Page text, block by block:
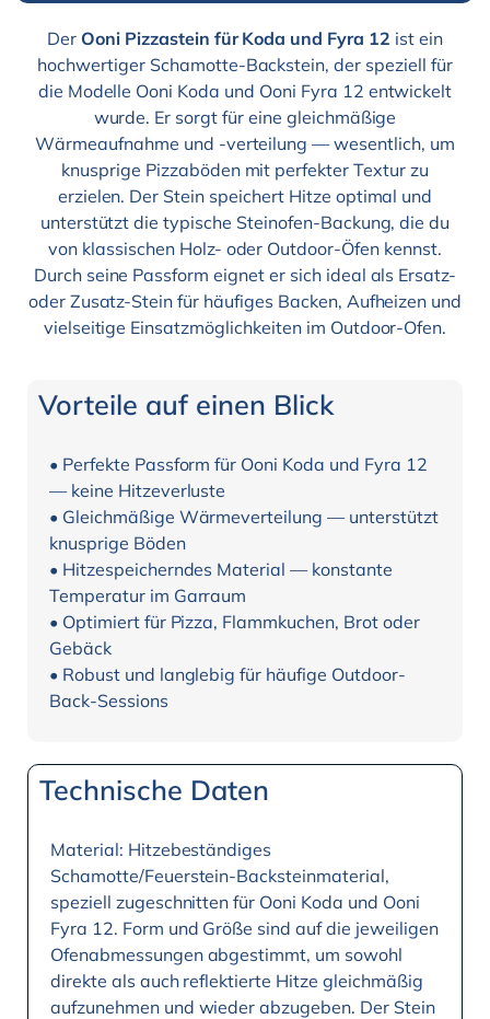
Der Ooni Pizzastein für Koda und Fyra 12 ist ein
hochwertiger Schamotte-Backstein, der speziell für
die Modelle Ooni Koda und Ooni Fyra 12 entwickelt
wurde. Er sorgt für eine gleichmäßige
Wärmeaufnahme und -verteilung — wesentlich, um
knusprige Pizzaböden mit perfekter Textur zu
erzielen. Der Stein speichert Hitze optimal und
unterstützt die typische Steinofen-Backung, die du
von klassischen Holz- oder Outdoor-Öfen kennst.
Durch seine Passform eignet er sich ideal als Ersatz-
oder Zusatz-Stein für häufiges Backen, Aufheizen und
vielseitige Einsatzmöglichkeiten im Outdoor-Ofen.
Vorteile auf einen Blick
• Perfekte Passform für Ooni Koda und Fyra 12
— keine Hitzeverluste
• Gleichmäßige Wärmeverteilung — unterstützt
knusprige Böden
• Hitzespeicherndes Material — konstante
Temperatur im Garraum
• Optimiert für Pizza, Flammkuchen, Brot oder
Gebäck
• Robust und langlebig für häufige Outdoor-
Back-Sessions
Technische Daten
Material: Hitzebeständiges
Schamotte/Feuerstein-Backsteinmaterial,
speziell zugeschnitten für Ooni Koda und Ooni
Fyra 12. Form und Größe sind auf die jeweiligen
Ofenabmessungen abgestimmt, um sowohl
direkte als auch reflektierte Hitze gleichmäßig
aufzunehmen und wieder abzugeben. Der Stein